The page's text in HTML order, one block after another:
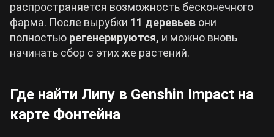
распространяется возможность бесконечного
фарма. После вырубки 11 деревьев они
полностью регенерируются, и можно вновь
начинать сбор с этих же растений.
Где найти Липу в Genshin Impact на
карте Фонтейна